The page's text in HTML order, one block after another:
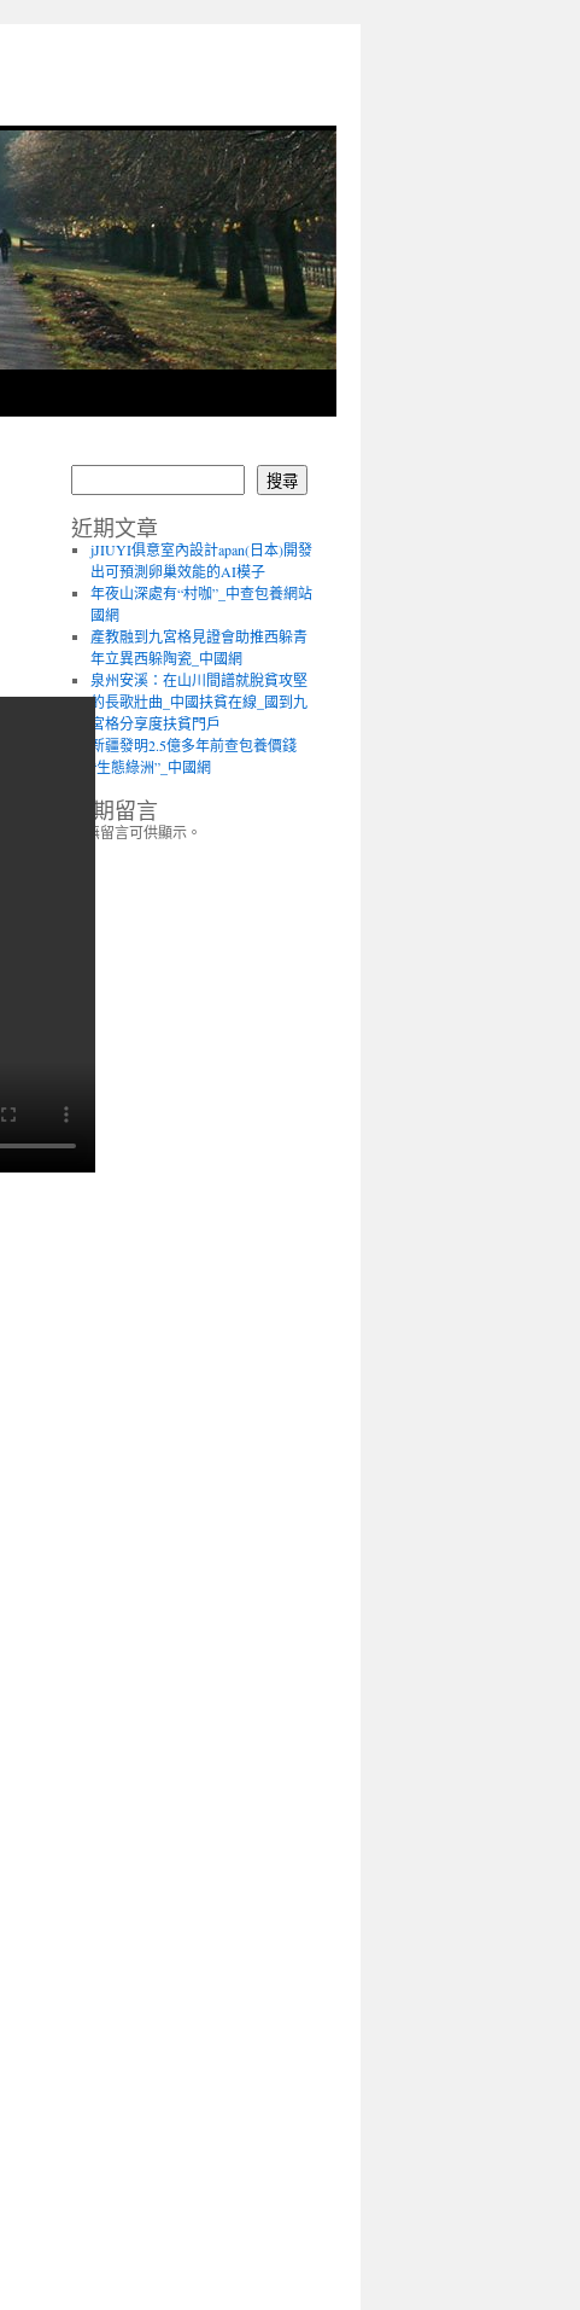
搜尋
近期文章
jJIUYI俱意室內設計apan(日本)開發
出可預測卵巢效能的AI模子
年夜山深處有“村咖”_中查包養網站
國網
產教融到九宮格見證會助推西躲青
年立異西躲陶瓷_中國網
泉州安溪：在山川間譜就脫貧攻堅
的長歌壯曲_中國扶貧在線_國到九
宮格分享度扶貧門戶
新疆發明2.5億多年前查包養價錢
“生態綠洲”_中國網
近期留言
尚無留言可供顯示。